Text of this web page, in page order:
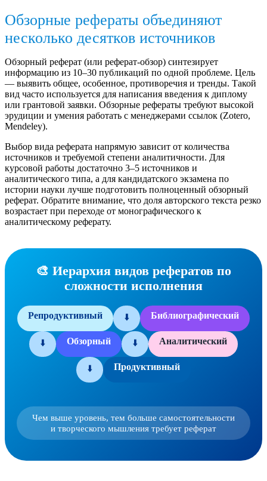
Обзорные рефераты объединяют
несколько десятков источников
Обзорный реферат (или реферат-обзор) синтезирует
информацию из 10–30 публикаций по одной проблеме. Цель
— выявить общее, особенное, противоречия и тренды. Такой
вид часто используется для написания введения к диплому
или грантовой заявки. Обзорные рефераты требуют высокой
эрудиции и умения работать с менеджерами ссылок (Zotero,
Mendeley).
Выбор вида реферата напрямую зависит от количества
источников и требуемой степени аналитичности. Для
курсовой работы достаточно 3–5 источников и
аналитического типа, а для кандидатского экзамена по
истории науки лучше подготовить полноценный обзорный
реферат. Обратите внимание, что доля авторского текста резко
возрастает при переходе от монографического к
аналитическому реферату.
🎨 Иерархия видов рефератов по
сложности исполнения
Репродуктивный ⬇️ Библиографический
⬇️ Обзорный ⬇️ Аналитический
⬇️ Продуктивный
Чем выше уровень, тем больше самостоятельности
и творческого мышления требует реферат